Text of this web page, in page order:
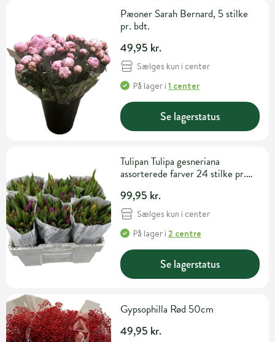
Pæoner Sarah Bernard, 5 stilke
pr. bdt.
49,95 kr.
Sælges kun i center
På lager i1 center
Se lagerstatus
Tulipan Tulipa gesneriana
assorterede farver 24 stilke pr.
99,95 kr.
Sælges kun i center
På lager i2 centre
Se lagerstatus
Gypsophilla Rød 50cm
49,95 kr.